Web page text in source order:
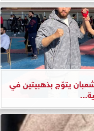
يتوّج بذهبيتين في